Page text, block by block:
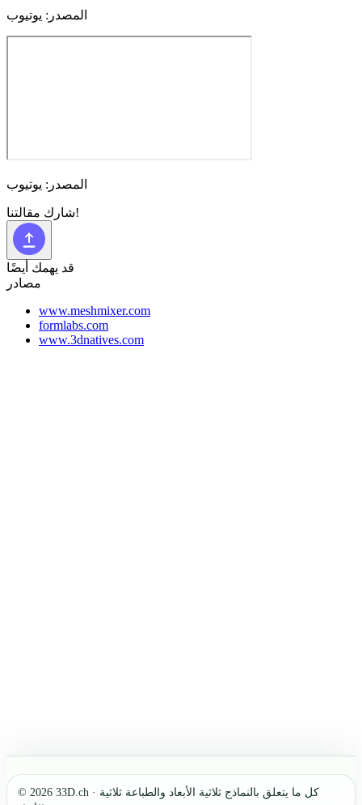
المصدر: يوتيوب
المصدر: يوتيوب
شارك مقالتنا!
قد يهمك أيضًا
مصادر
www.meshmixer.com
formlabs.com
www.3dnatives.com
© 2026 33D.ch · كل ما يتعلق بالنماذج ثلاثية الأبعاد والطباعة ثلاثية